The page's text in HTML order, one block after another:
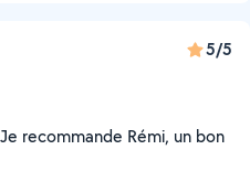
5/5
recommande Rémi, un bon